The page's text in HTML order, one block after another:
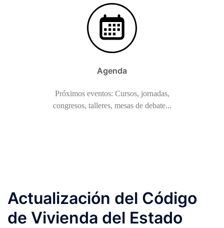
Agenda
Próximos eventos: Cursos, jornadas,
congresos, talleres, mesas de debate...
Actualización del Código
de Vivienda del Estado